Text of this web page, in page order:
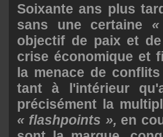
Soixante ans plus
sans une certaine
objectif de paix et
crise économique et
la menace de
tant à l'intérieur
précisément la
« flashpoints », en